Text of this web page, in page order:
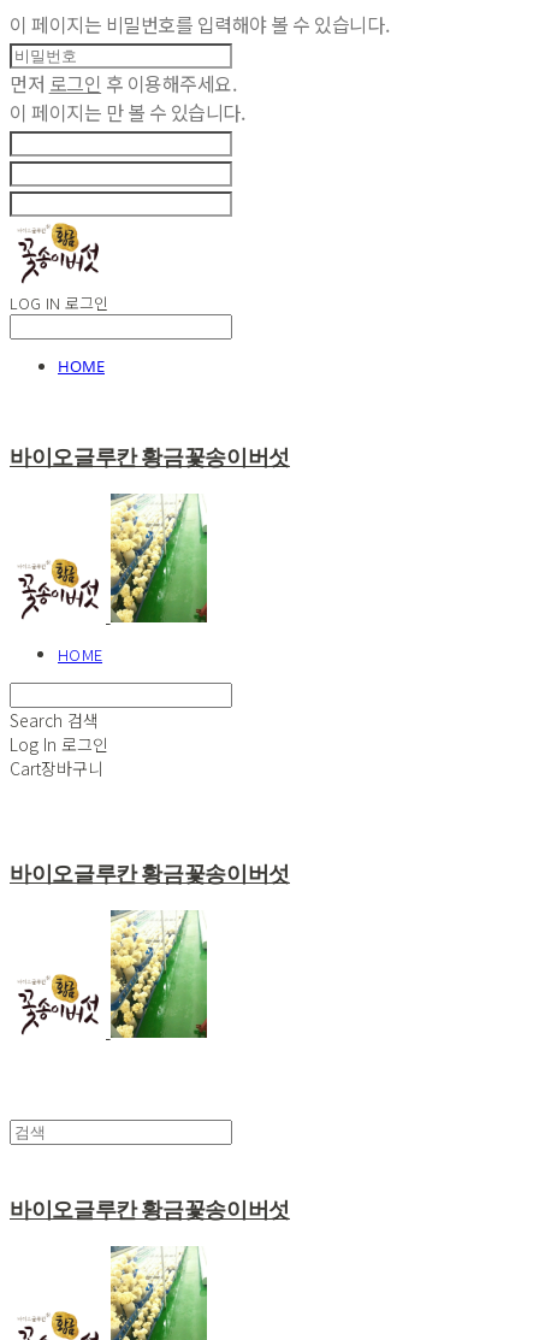
이 페이지는 비밀번호를 입력해야 볼 수 있습니다.
먼저 로그인 후 이용해주세요.
이 페이지는 만 볼 수 있습니다.
LOG IN 로그인
HOME
바이오글루칸 황금꽃송이버섯
HOME
Search 검색
Log In 로그인
Cart장바구니
바이오글루칸 황금꽃송이버섯
바이오글루칸 황금꽃송이버섯